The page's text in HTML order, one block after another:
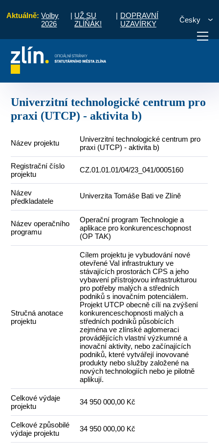
Aktuálně: Volby
2026
| UŽ SU
ZLÍŇÁK!
| DOPRAVNÍ
UZAVÍRKY
Česky
vyřídit Potřebuji zaplatit
Univerzitní technologické centrum pro
praxi (UTCP) - aktivita b)
Název projektu
Univerzitní technologické centrum pro
praxi (UTCP) - aktivita b)
Registrační číslo
projektu
CZ.01.01.01/04/23_041/0005160
Název
předkladatele
Univerzita Tomáše Bati ve Zlíně
Název operačního
programu
Operační program Technologie a
aplikace pro konkurenceschopnost
(OP TAK)
Stručná anotace
projektu
Cílem projektu je vybudování nové
otevřené VaI infrastruktury ve
stávajících prostorách CPS a jeho
vybavení přístrojovou infrastrukturou
pro potřeby malých a středních
podniků s inovačním potenciálem.
Projekt UTCP obecně cílí na zvýšení
konkurenceschopnosti malých a
středních podniků působících
zejména ve zlínské aglomeraci
provádějících vlastní výzkumné a
inovační aktivity, nebo začínajících
podniků, které vytvářejí inovované
produkty nebo služby založené na
nových technologiích nebo je pilotně
aplikují.
Celkové výdaje
projektu
34 950 000,00 Kč
Celkové způsobilé
výdaje projektu
34 950 000,00 Kč